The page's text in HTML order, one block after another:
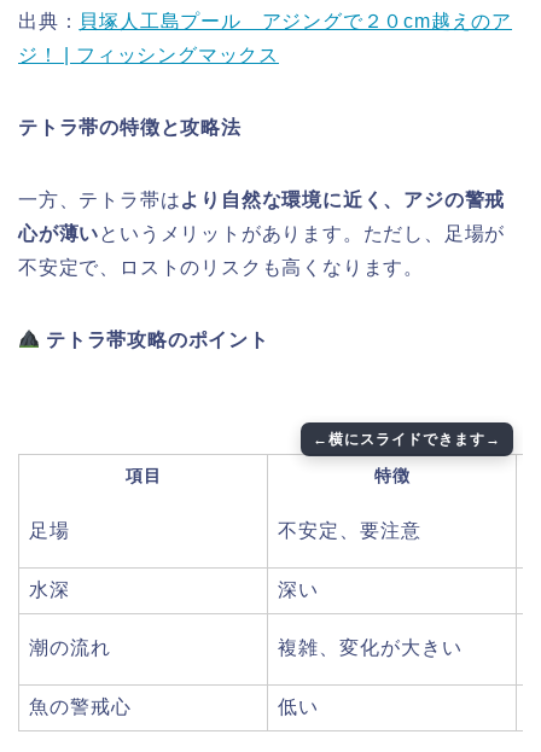
出典： 貝塚人工島プール アジングで２０cm越えのア
ジ！ | フィッシングマックス
テトラ帯の特徴と攻略法
一方、テトラ帯はより自然な環境に近く、アジの警戒
心が薄いというメリットがあります。ただし、足場が
不安定で、ロストのリスクも高くなります。
テトラ帯攻略のポイント
項目 特徴
足場 不安定、要注意
水深 深い
潮の流れ 複雑、変化が大きい
魚の警戒心 低い